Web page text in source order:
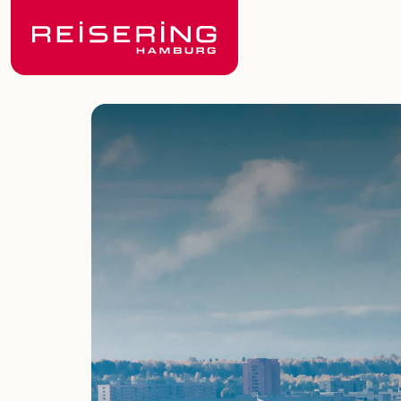
reisering-hamburg.de
Reiseländer
Andorra
Griechenland Irland
Busreisen
Festtagsreisen
Flusskreuzfahrten
Kultur- & Festspielreisen